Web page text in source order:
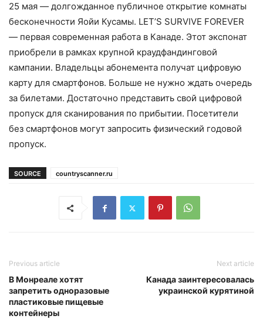
25 мая — долгожданное публичное открытие комнаты
бесконечности Яойи Кусамы. LET’S SURVIVE FOREVER
— первая современная работа в Канаде. Этот экспонат
приобрели в рамках крупной краудфандинговой
кампании. Владельцы абонемента получат цифровую
карту для смартфонов. Больше не нужно ждать очередь
за билетами. Достаточно представить свой цифровой
пропуск для сканирования по прибытии. Посетители
без смартфонов могут запросить физический годовой
пропуск.
SOURCE countryscanner.ru
Previous article
В Монреале хотят
запретить одноразовые
пластиковые пищевые
контейнеры
Next article
Канада заинтересовалась
украинской курятиной